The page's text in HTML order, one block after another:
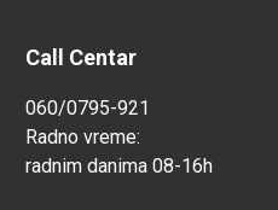
Call Centar
060/0795-921
Radno vreme:
radnim danima 08-16h